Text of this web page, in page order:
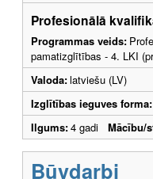
Profesionālā
Programmas veids:
pamatizglītības - 4. LKI
Valoda:latviešu (LV)
Izglītības ieguves forma:
Ilgums:4 gadi Mācību/
Būvdarbi